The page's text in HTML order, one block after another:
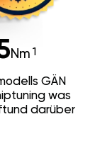
Nm
GÄN
was
darüber